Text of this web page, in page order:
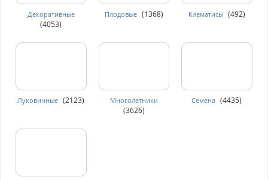
Декоративные
(4053)
Плодовые (1368) Клематисы (492)
Луковичные (2123) Многолетники
(3626)
Семена (4435)